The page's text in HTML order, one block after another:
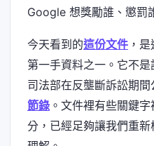
Google 想獎勵誰、懲罰
今天看到的這份文件 ，
第一手資料之一。它不
司法部在反壟斷訴訟期間
節錄 。文件裡有些關鍵
分，已經足夠讓我們重